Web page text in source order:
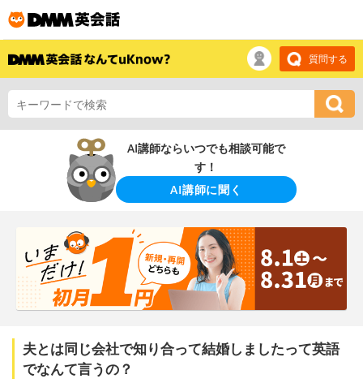
質問する
AI講師ならいつでも相談可能で
す！
AI講師に聞く
夫とは同じ会社で知り合って結婚しましたって英語
でなんて言うの？